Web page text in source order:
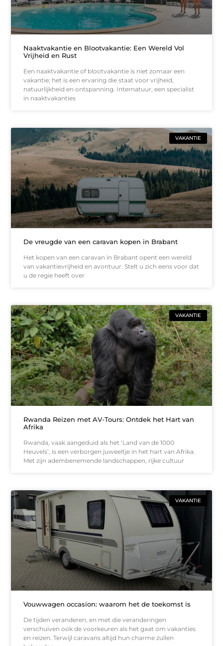
Naaktvakantie en Blootvakantie: Een Wereld Vol
Vrijheid en Rust
Een naaktvakantie of blootvakantie is niet zomaar een
vakantie; het is een ervaring die staat voor vrijheid,
natuurlijkheid en ontspanning. Internatuur, een specialist
in naaktvakanties
VAKANTIE
De vreugde van een caravan kopen in Brabant
Het kopen van een caravan in Brabant opent een wereld
van vakantievrijheid en avontuur. Stelt u zich eens voor dat
u de regie heeft over
VAKANTIE
Rwanda Reizen met AV-Tours: Ontdek het Hart van
Afrika
Rwanda, vaak aangeduid als het ‘Land van de 1000
Heuvels’, is een verborgen juweeltje in het hart van Afrika.
Met zijn adembenemende landschappen, rijke cultuur
VAKANTIE
Vouwwagen occasion: waarom het de toekomst is
De tijden veranderen, en met die veranderingen
verschuiven ook de voorkeuren als het gaat om vakanties
en reizen. Terwijl caravans altijd hun charme zullen